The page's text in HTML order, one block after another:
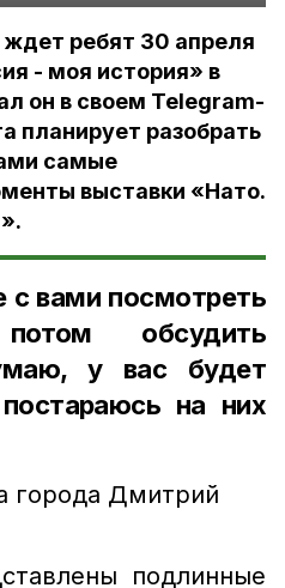
ребят 30 апреля
- моя история» в
он в своем Telegram-
планирует разобрать
самые
выставки «Нато.
с вами посмотреть
обсудить
у вас будет
на них
города Дмитрий
подлинные